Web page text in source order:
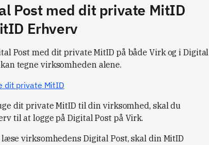
Post med dit private MitID
Erhverv
Post med dit private MitID på både Virk og i Digital
tegne virksomheden alene.
dit private MitID
dit private MitID til din virksomhed, skal du
til at logge på Digital Post på Virk.
læse virksomhedens Digital Post, skal din MitID